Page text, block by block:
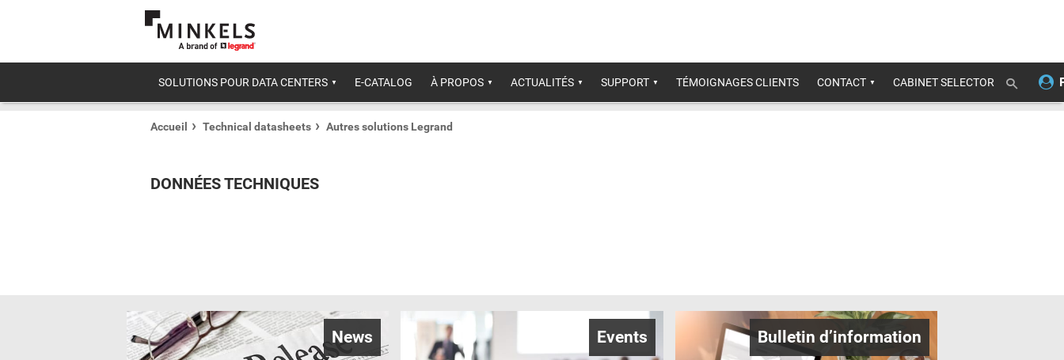
SOLUTIONS POUR DATA CENTERS E-CATALOG À PROPOS ACTUALITÉS SUPPORT TÉMOIGNAGES CLIENTS CONTACT CABINET SELECTOR
Accueil Technical datasheets Autres solutions Legrand
DONNÉES TECHNIQUES
News Events Bulletin d’information